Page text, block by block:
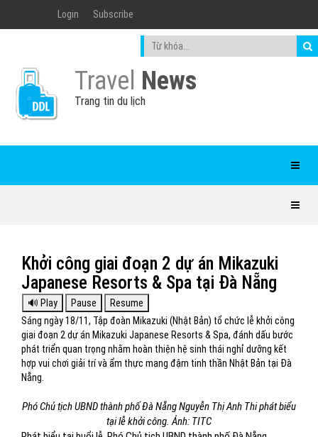
Login Subscribe
Travel News
Trang tin du lịch
Khởi công giai đoạn 2 dự án Mikazuki
Japanese Resorts & Spa tại Đà Nẵng
Sáng ngày 18/11, Tập đoàn Mikazuki (Nhật Bản) tổ chức lễ khởi công
giai đoạn 2 dự án Mikazuki Japanese Resorts & Spa, đánh dấu bước
phát triển quan trọng nhằm hoàn thiện hệ sinh thái nghỉ dưỡng kết
hợp vui chơi giải trí và ẩm thực mang đậm tinh thần Nhật Bản tại Đà
Nẵng.
Phó Chủ tịch UBND thành phố Đà Nẵng Nguyễn Thị Anh Thi phát biểu
tại lễ khởi công. Ảnh: TITC